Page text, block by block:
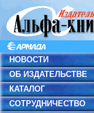
НОВОСТИ
ОБ ИЗДАТЕЛЬСТВЕ
КАТАЛОГ
СОТРУДНИЧЕСТВО